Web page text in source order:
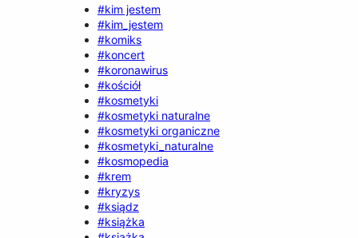
#kim jestem
#kim_jestem
#komiks
#koncert
#koronawirus
#kościół
#kosmetyki
#kosmetyki naturalne
#kosmetyki organiczne
#kosmetyki_naturalne
#kosmopedia
#krem
#kryzys
#ksiądz
#książka